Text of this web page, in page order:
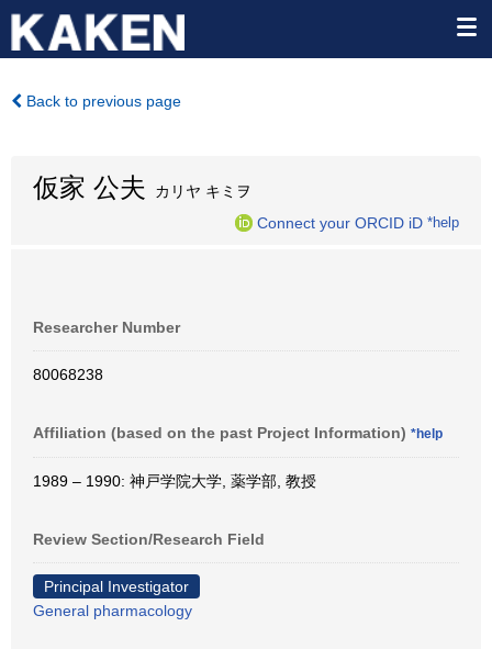
Back to previous page
仮家 公夫
カリヤ キミヲ
Connect your ORCID iD *help
Researcher Number
80068238
Affiliation (based on the past Project Information) *help
1989 – 1990: 神戸学院大学, 薬学部, 教授
Review Section/Research Field
Principal Investigator
General pharmacology